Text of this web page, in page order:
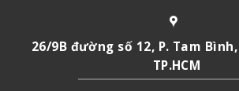
26/9B đường số 12, P. Tam
TP.HCM